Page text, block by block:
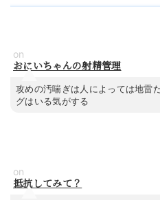
on
おにいちゃんの射精管理
攻めの汚喘ぎは人によっては地雷
グはいる気がする
on
抵抗してみて？